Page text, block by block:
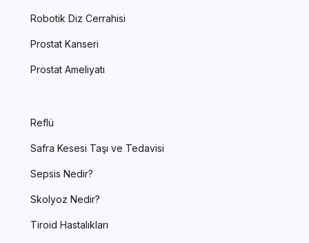
Robotik Diz Cerrahisi
Prostat Kanseri
Prostat Ameliyatı
Reflü
Safra Kesesi Taşı ve Tedavisi
Sepsis Nedir?
Skolyoz Nedir?
Tiroid Hastalıkları